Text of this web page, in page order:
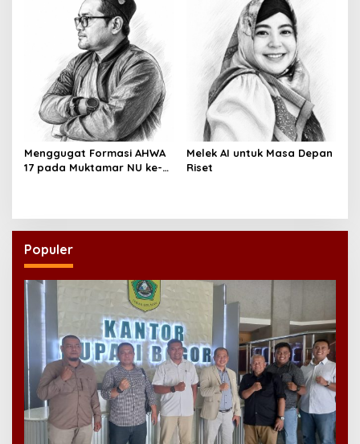
Menggugat Formasi AHWA
17 pada Muktamar NU ke-
Melek AI untuk Masa Depan
Riset
Populer